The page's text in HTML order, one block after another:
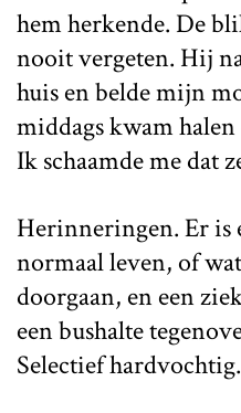
hem herkende. De
nooit vergeten. Hij
huis en belde mijn
middags kwam
Ik schaamde me dat
Herinneringen. Er is
normaal leven, of
doorgaan, en een
een bushalte
Selectief hardvochtig.